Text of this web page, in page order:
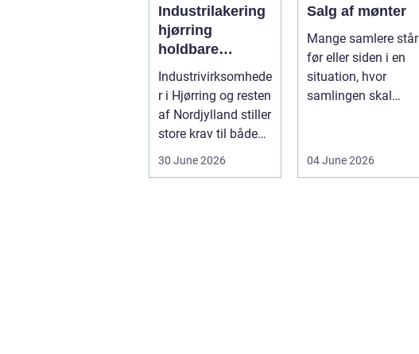
Industrilakering
hjørring
holdbare
overflader til
industri og
erhverv
Industrivirksomhede
r i Hjørring og resten
af Nordjylland stiller
store krav til både
30 June 2026
Salg af mønter
Mange samlere står
før eller siden i en
situation, hvor
samlingen skal
04 June 2026